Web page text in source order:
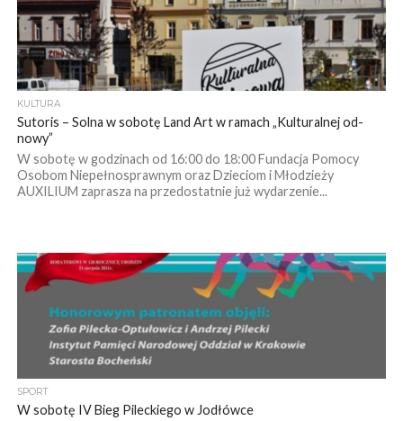
KULTURA
Sutoris – Solna w sobotę Land Art w ramach „Kulturalnej od-
nowy”
W sobotę w godzinach od 16:00 do 18:00 Fundacja Pomocy
Osobom Niepełnosprawnym oraz Dzieciom i Młodzieży
AUXILIUM zaprasza na przedostatnie już wydarzenie...
SPORT
W sobotę IV Bieg Pileckiego w Jodłówce